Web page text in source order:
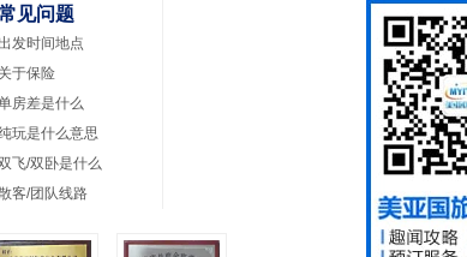
见问题
发时间地点
关于保险
房差是什么
玩是什么意思
飞/双卧是什么
客/团队线路